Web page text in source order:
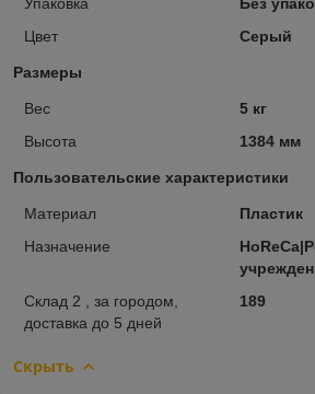
Цвет
Серый
Размеры
Вес
5 кг
Высота
1384 мм
Пользовательские характеристики
Материал
Пластик
Назначение
Склад 2 , за городом,
доставка до 5 дней
189
Скрыть